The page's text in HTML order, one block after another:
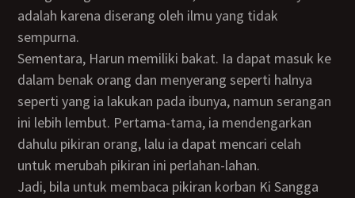
adalah karena diserang oleh ilmu yang tidak
sempurna.
Sementara, Harun memiliki bakat. Ia dapat masuk ke
dalam benak orang dan menyerang seperti halnya
seperti yang ia lakukan pada ibunya, namun serangan
ini lebih lembut. Pertama-tama, ia mendengarkan
dahulu pikiran orang, lalu ia dapat mencari celah
untuk merubah pikiran ini perlahan-lahan.
Jadi, bila untuk membaca pikiran korban Ki Sangga